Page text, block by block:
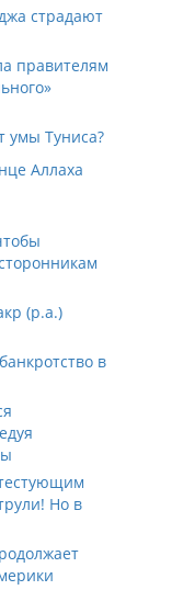
страдают
правителям
умы Туниса?
Аллаха
(р.а.)
в
Но в